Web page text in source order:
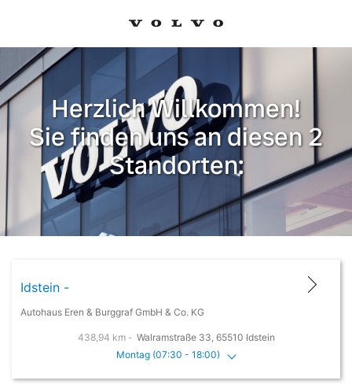
Herzlich Willkommen!
Sie finden uns an diesen 2
Standorten:
Idstein -
Autohaus Eren & Burggraf GmbH & Co. KG
438,94 km - Walramstraße 33, 65510 Idstein
Montag (07:30 - 18:00)